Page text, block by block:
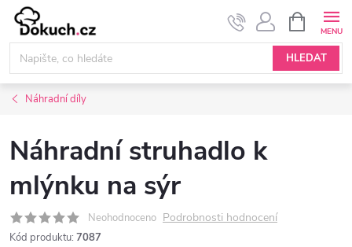
Přejít
obsah
HLEDAT
NÁKUPNÍ
KOŠÍK
Náhradní díly
Náhradní struhadlo k
mlýnku na sýr
Neohodnoceno Podrobnosti hodnocení
Kód produktu: 7087